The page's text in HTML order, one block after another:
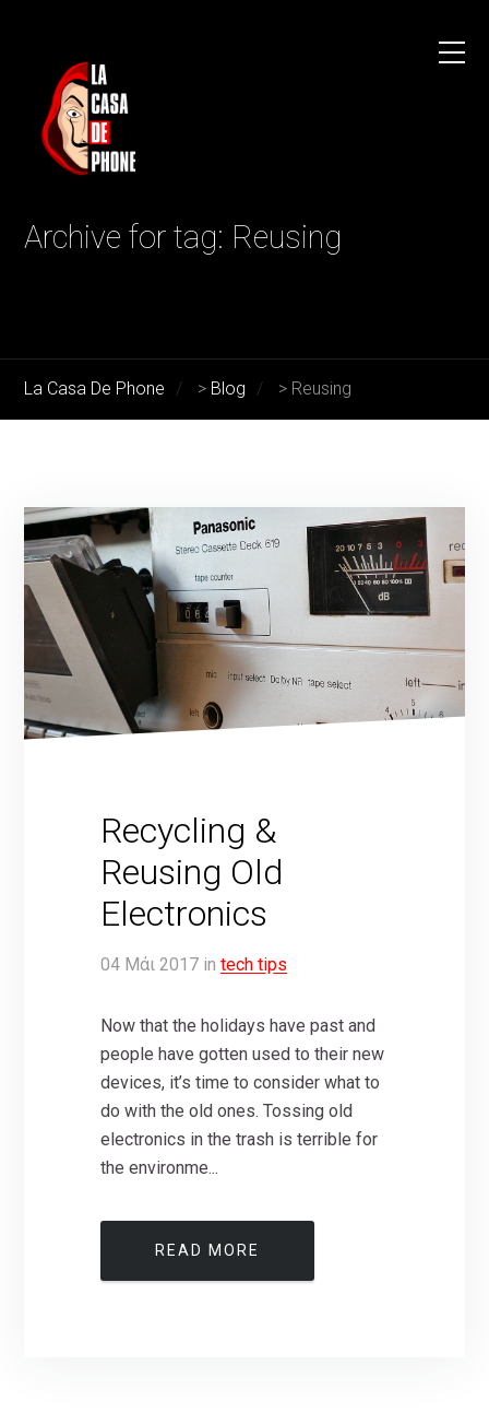
Archive for tag: Reusing
La Casa De Phone > Blog > Reusing
Recycling &
Reusing Old
Electronics
04 Μάι 2017 in tech tips
Now that the holidays have past and
people have gotten used to their new
devices, it’s time to consider what to
do with the old ones. Tossing old
electronics in the trash is terrible for
the environme...
READ MORE